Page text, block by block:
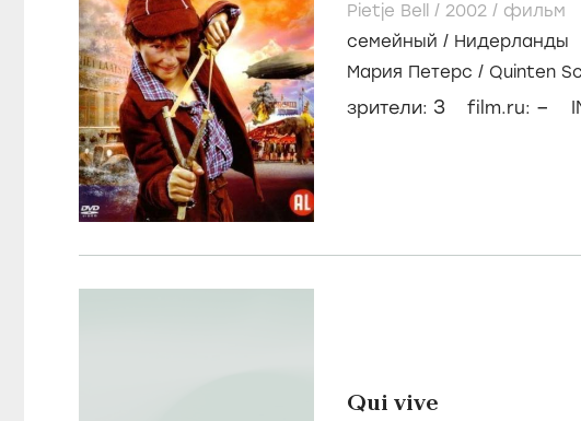
Pietje Bell / 2002 / фильм
семейный / Нидерланды
Мария Петерс / Quinten
зрители: 3 film.ru: –
Qui vive